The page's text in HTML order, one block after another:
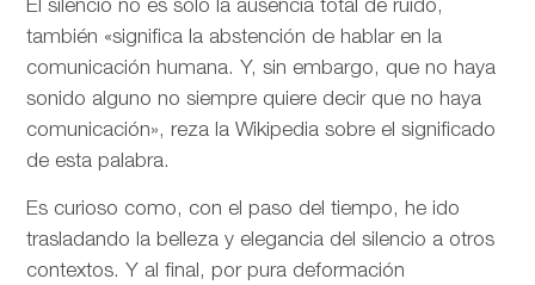
El silencio no es sólo la ausencia total de ruido,
también «significa la abstención de hablar en la
comunicación humana. Y, sin embargo, que no haya
sonido alguno no siempre quiere decir que no haya
comunicación», reza la Wikipedia sobre el significado
de esta palabra.
Es curioso como, con el paso del tiempo, he ido
trasladando la belleza y elegancia del silencio a otros
contextos. Y al final, por pura deformación